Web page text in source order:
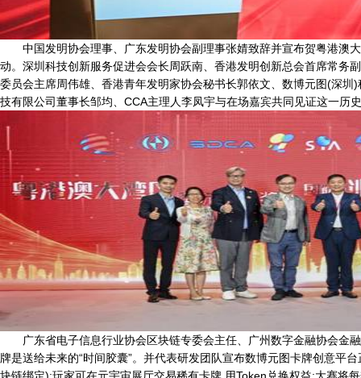
中国发明协会理事、广东发明协会副理事张婧致辞并宣布贺粤港澳
动。深圳科技创新服务促进会会长周跃南、香港发明创新总会首席常务
委员会主席周伟雄、香港青年发明家协会秘书长郭依文、数博元图(深
技有限公司董事长邹均、CCA主理人李凤宇与在场嘉宾共同见证这一历
广东省电子信息行业协会区块链专委会主任、广州数字金融协会金
牌是送给未来的“时间胶囊”。并代表研发团队宣布数博元图卡牌创意平